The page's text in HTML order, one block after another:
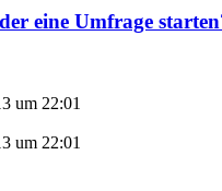
eine Umfrage
um 22:01
um 22:01